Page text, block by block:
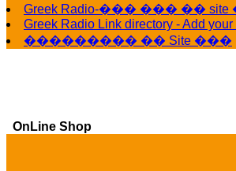
Greek Radio-��� ��� ��
Greek Radio Link directory - Add your
��������� �� Site ���
OnLine Shop